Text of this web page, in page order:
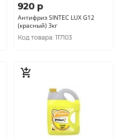
920 p
Антифриз SINTEC LUX G12
(красный) 3кг
Код товара: 117103